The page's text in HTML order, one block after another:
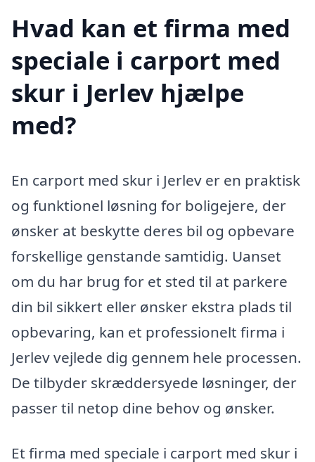
Hvad kan et firma med
speciale i carport med
skur i Jerlev hjælpe
med?
En carport med skur i Jerlev er en praktisk
og funktionel løsning for boligejere, der
ønsker at beskytte deres bil og opbevare
forskellige genstande samtidig. Uanset
om du har brug for et sted til at parkere
din bil sikkert eller ønsker ekstra plads til
opbevaring, kan et professionelt firma i
Jerlev vejlede dig gennem hele processen.
De tilbyder skræddersyede løsninger, der
passer til netop dine behov og ønsker.
Et firma med speciale i carport med skur i